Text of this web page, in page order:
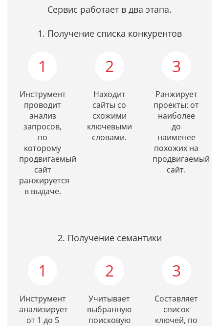
Сервис работает в два этапа.
1. Получение списка конкурентов
1
Инструмент
проводит
анализ
запросов,
по
которому
продвигаемый
сайт
ранжируется
в выдаче.
2
Находит
сайты со
схожими
ключевыми
словами.
3
Ранжирует
проекты: от
наиболее
до
наименее
похожих на
продвигаемый
сайт.
2. Получение семантики
1
Инструмент
анализирует
от 1 до 5
2
Учитывает
выбранную
поисковую
3
Составляет
список
ключей, по